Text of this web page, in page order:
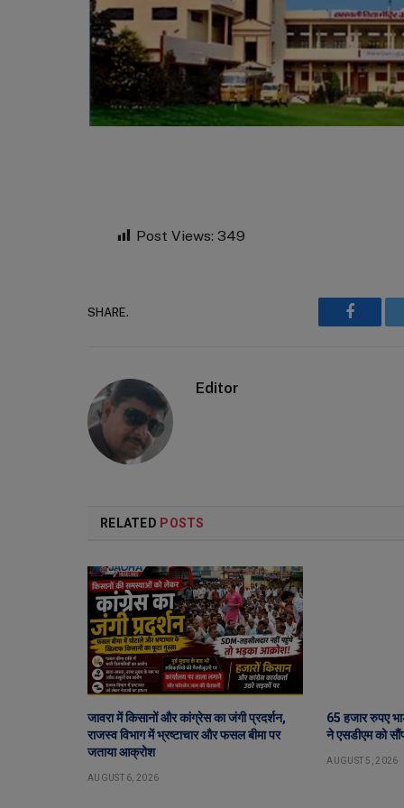
Post Views: 349
SHARE.
Editor
RELATED POSTS
जावरा में किसानों और कांग्रेस का जंगी प्रदर्शन,
राजस्व विभाग में भ्रष्टाचार और फसल बीमा पर
जताया आक्रोश
AUGUST 6, 2026
65 हजार रुपए
ने एसडीएम को
AUGUST 5, 2026